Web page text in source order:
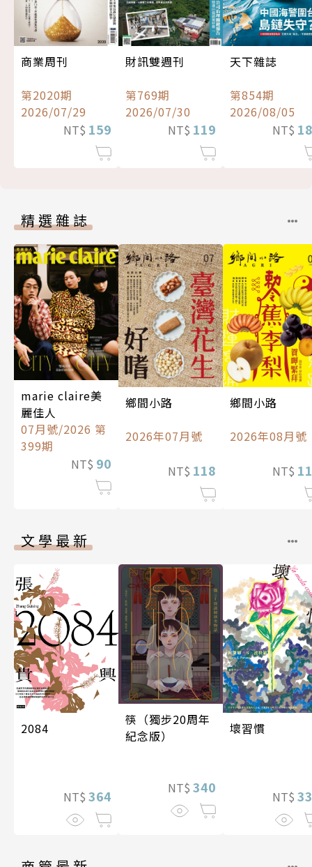
商業周刊
第2020期
2026/07/29
NT$ 159
財訊雙週刊
第769期
2026/07/30
NT$ 119
天下雜誌
第854期
2026/08/05
NT$
精選雜誌
marie claire美
麗佳人
07月號/2026 第
399期
NT$ 90
鄉間小路
2026年07月號
NT$ 118
鄉間小路
2026年08月號
NT$
文學最新
2084
NT$ 364
筷（獨步20周年
紀念版）
NT$ 340
壞習慣
NT$